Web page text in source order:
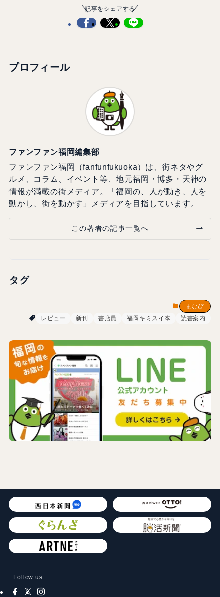
記事をシェアする
プロフィール
ファンファン福岡編集部
ファンファン福岡（fanfunfukuoka）は、街ネタやグ
ルメ、コラム、イベント等、地元福岡・博多・天神の
情報が満載の街メディア。「福岡の、人が動き、人を
動かし、街を動かす」メディアを目指しています。
この著者の記事一覧へ
タグ
まなび
レビュー
新刊 書店員 福岡キミスイ本 読書案内
Follow us